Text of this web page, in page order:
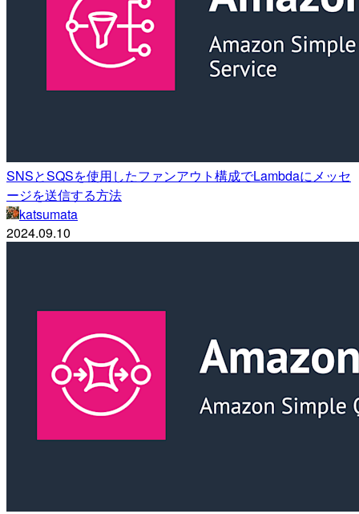
SNSとSQSを使用したファンアウト構成でLambdaにメッセ
ージを送信する方法
katsumata
2024.09.10